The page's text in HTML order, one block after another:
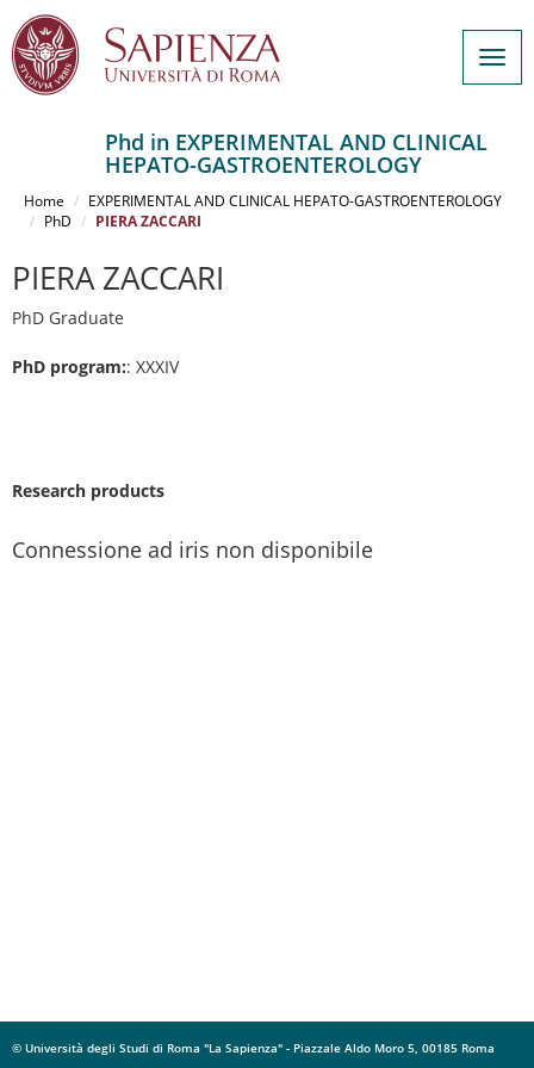
contenuto
Phd in EXPERIMENTAL AND CLINICAL
HEPATO-GASTROENTEROLOGY
Home
EXPERIMENTAL AND CLINICAL HEPATO-GASTROENTEROLOGY
PhD
PIERA ZACCARI
PIERA ZACCARI
PhD Graduate
PhD program:: XXXIV
Research products
Connessione ad iris non disponibile
© Università degli Studi di Roma "La Sapienza" - Piazzale Aldo Moro 5, 00185 Roma